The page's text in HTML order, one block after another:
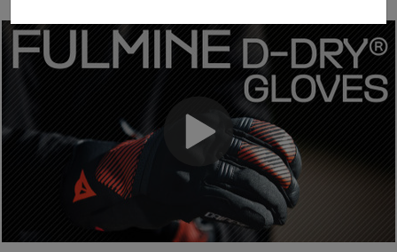
Schutzes im Inneren des Handschuhs vor und kommt
ohne jede Naht aus.